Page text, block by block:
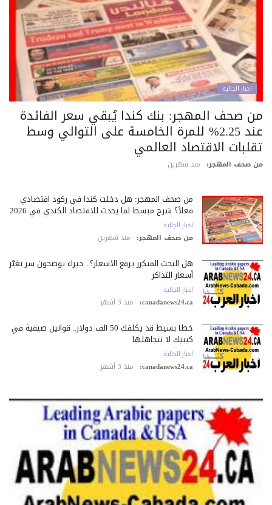
اخبار الجالية
صحف المهجر: بنك كندا يُبقي سعر الفائدة
عند 2.25% للمرة الخامسة على التوالي وسط
الاقتصاد العالمي
صحف المهجر: منذ شهرين
من صحف المهجر: هل دخلت كندا في ركود اقتصادي
فعلاً؟ شرح مبسط لما يحدث للاقتصاد الكندي في 2026
اخبار الجالية
من صحف المهجر: منذ شهرين
هل البحث المتكرر يرفع الأسعار؟.. خبراء يوضحون سر تغيّر
أسعار التذاكر
اخبار الجالية
canadanews24.ca: منذ 3 أشهر
خطأ بسيط قد يكلّفك 50 ألف دولار.. قوانين صيفية في
كيبيك لا تتجاهلها
اخبار الجالية
canadanews24.ca: منذ 3 أشهر